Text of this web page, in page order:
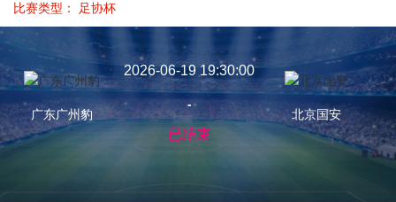
比赛类型： 足协杯
广东广州豹
2026-06-19 19:30:00
-
已结束
北京国安